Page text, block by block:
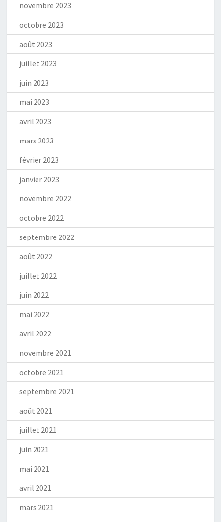
novembre 2023
octobre 2023
août 2023
juillet 2023
juin 2023
mai 2023
avril 2023
mars 2023
février 2023
janvier 2023
novembre 2022
octobre 2022
septembre 2022
août 2022
juillet 2022
juin 2022
mai 2022
avril 2022
novembre 2021
octobre 2021
septembre 2021
août 2021
juillet 2021
juin 2021
mai 2021
avril 2021
mars 2021